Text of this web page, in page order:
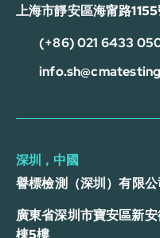
上海市靜安區海甯路
(+86) 021 6433
深圳，中國
譽標檢測（深圳）有限公
廣東省深圳市寶安區新
棟5樓